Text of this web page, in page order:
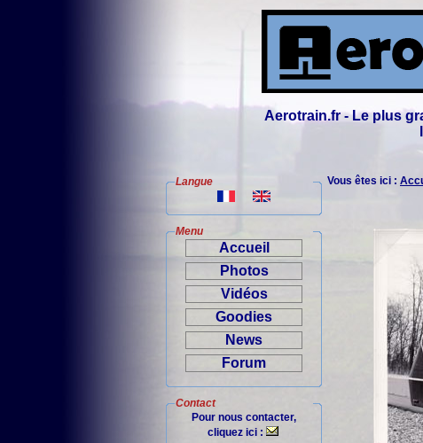
Aerotrain.fr - Le plus
Langue
Menu
Accueil
Photos
Vidéos
Goodies
News
Forum
Contact
Pour nous contacter,
cliquez ici :
Vous êtes ici :